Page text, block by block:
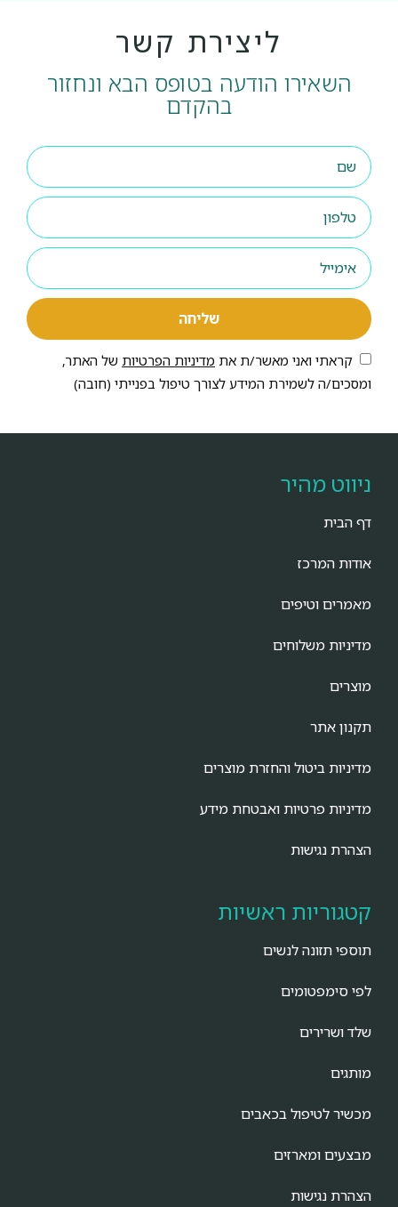
ליצירת קשר
השאירו הודעה בטופס הבא ונחזור
בהקדם
שליחה
קראתי ואני מאשר/ת את מדיניות הפרטיות של האתר,
ומסכים/ה לשמירת המידע לצורך טיפול בפנייתי (חובה)
ניווט מהיר
דף הבית
אודות המרכז
מאמרים וטיפים
מדיניות משלוחים
מוצרים
תקנון אתר
מדיניות ביטול והחזרת מוצרים
מדיניות פרטיות ואבטחת מידע
הצהרת נגישות
קטגוריות ראשיות
תוספי תזונה לנשים
לפי סימפטומים
שלד ושרירים
מותגים
מכשיר לטיפול בכאבים
מבצעים ומארזים
הצהרת נגישות